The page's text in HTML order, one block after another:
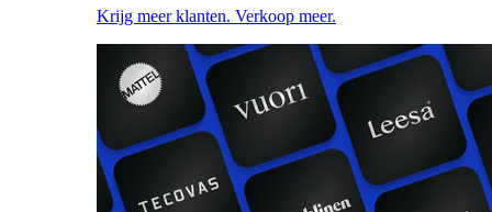
Krijg meer klanten. Verkoop meer.